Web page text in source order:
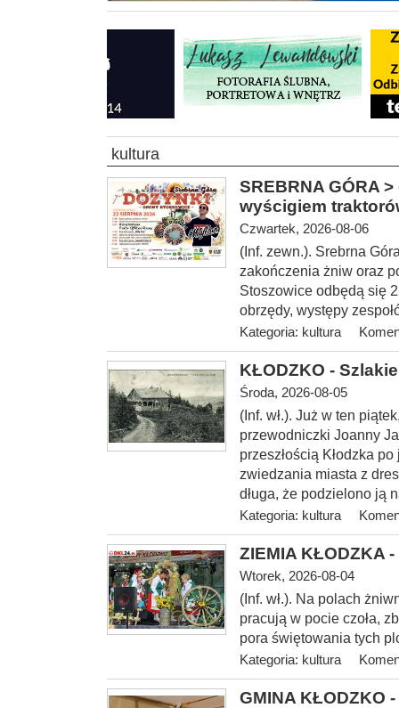
kultura
SREBRNA GÓRA
wyścigiem
Czwartek, 2026-08-06
(Inf. zewn.). Srebrna
zakończenia żniw oraz
Stoszowice odbędą się
obrzędy, występy
Kategoria: kultura
KŁODZKO -
Środa, 2026-08-05
(Inf. wł.). Już w ten
przewodniczki Joanny
przeszłością Kłodzka
zwiedzania miasta z
długa, że podzielono ją
Kategoria: kultura
ZIEMIA KŁODZKA
Wtorek, 2026-08-04
(Inf. wł.). Na polach
pracują w pocie czoła,
pora świętowania tych
Kategoria: kultura
GMINA KŁODZKO